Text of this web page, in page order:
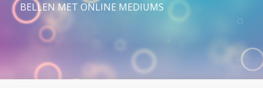
BELLEN MET ONLINE MEDIUMS